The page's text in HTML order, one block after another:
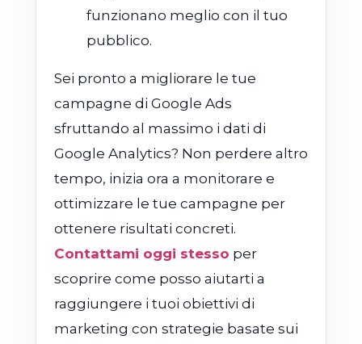
funzionano meglio con il tuo
pubblico.
Sei pronto a migliorare le tue
campagne di Google Ads
sfruttando al massimo i dati di
Google Analytics? Non perdere altro
tempo, inizia ora a monitorare e
ottimizzare le tue campagne per
ottenere risultati concreti.
Contattami oggi stesso per
scoprire come posso aiutarti a
raggiungere i tuoi obiettivi di
marketing con strategie basate sui